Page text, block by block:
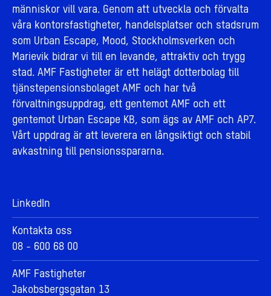
människor vill vara. Genom att utveckla och förvalta
våra kontorsfastigheter, handelsplatser och stadsrum
som Urban Escape, Mood, Stockholmsverken och
Marievik bidrar vi till en levande, attraktiv och trygg
stad. AMF Fastigheter är ett helägt dotterbolag till
tjänstepensionsbolaget AMF och har två
förvaltningsuppdrag, ett gentemot AMF och ett
gentemot Urban Escape KB, som ägs av AMF och AP7.
Vårt uppdrag är att leverera en långsiktigt och stabil
avkastning till pensionsspararna.
LinkedIn
Kontakta oss
08 - 600 68 00
AMF Fastigheter
Jakobsbergsgatan 13